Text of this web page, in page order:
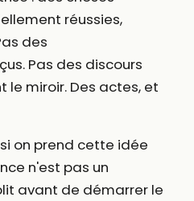
réussies,
des
Pas des discours
le miroir. Des actes, et
on prend cette idée
n'est pas un
avant de démarrer le